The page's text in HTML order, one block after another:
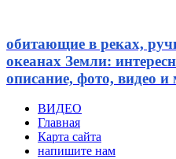
обитающие в реках,
океанах Земли:
описание, фото, видео и
ВИДЕО
Главная
Карта сайта
напишите нам